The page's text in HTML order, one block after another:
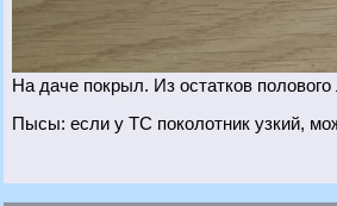
На даче покрыл. Из остатков полового
Пысы: если у ТС поколотник узкий,